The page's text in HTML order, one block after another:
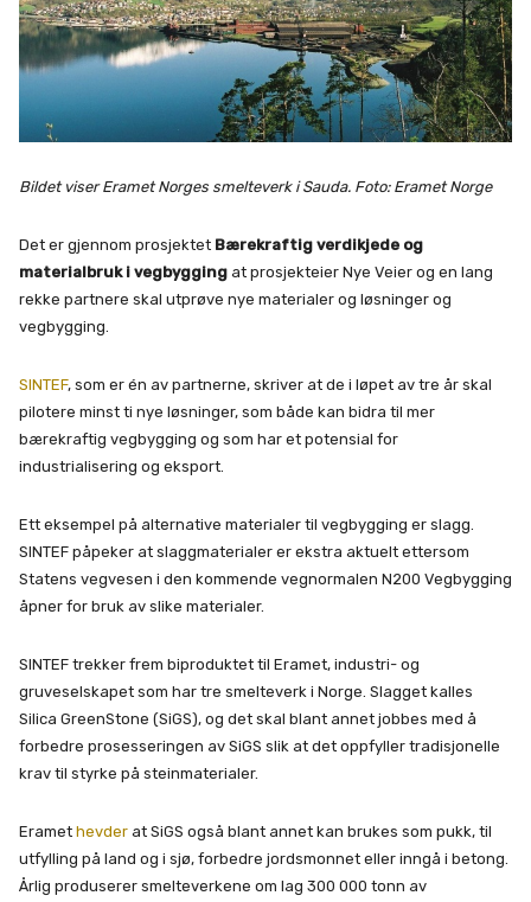
Bildet viser Eramet Norges smelteverk i Sauda. Foto: Eramet Norge
Det er gjennom prosjektet Bærekraftig verdikjede og
materialbruk i vegbygging at prosjekteier Nye Veier og en lang
rekke partnere skal utprøve nye materialer og løsninger og
vegbygging.
SINTEF, som er én av partnerne, skriver at de i løpet av tre år skal
pilotere minst ti nye løsninger, som både kan bidra til mer
bærekraftig vegbygging og som har et potensial for
industrialisering og eksport.
Ett eksempel på alternative materialer til vegbygging er slagg.
SINTEF påpeker at slaggmaterialer er ekstra aktuelt ettersom
Statens vegvesen i den kommende vegnormalen N200 Vegbygging
åpner for bruk av slike materialer.
SINTEF trekker frem biproduktet til Eramet, industri- og
gruveselskapet som har tre smelteverk i Norge. Slagget kalles
Silica GreenStone (SiGS), og det skal blant annet jobbes med å
forbedre prosesseringen av SiGS slik at det oppfyller tradisjonelle
krav til styrke på steinmaterialer.
Eramet hevder at SiGS også blant annet kan brukes som pukk, til
utfylling på land og i sjø, forbedre jordsmonnet eller inngå i betong.
Årlig produserer smelteverkene om lag 300 000 tonn av